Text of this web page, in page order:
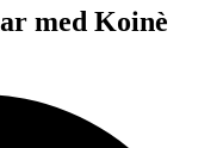
med Koinè